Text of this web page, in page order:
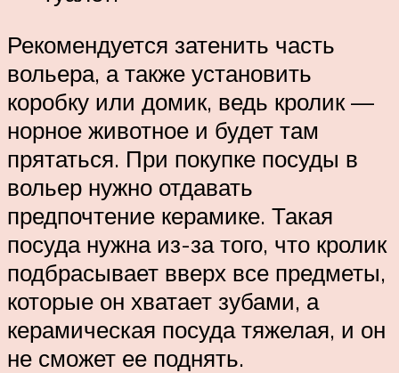
Рекомендуется затенить часть
вольера, а также установить
коробку или домик, ведь кролик —
норное животное и будет там
прятаться. При покупке посуды в
вольер нужно отдавать
предпочтение керамике. Такая
посуда нужна из-за того, что кролик
подбрасывает вверх все предметы,
которые он хватает зубами, а
керамическая посуда тяжелая, и он
не сможет ее поднять.